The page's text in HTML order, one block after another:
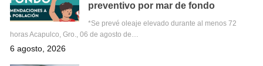
preventivo por mar de fondo
*Se prevé oleaje elevado durante al menos 72
horas Acapulco, Gro., 06 de agosto de…
6 agosto, 2026